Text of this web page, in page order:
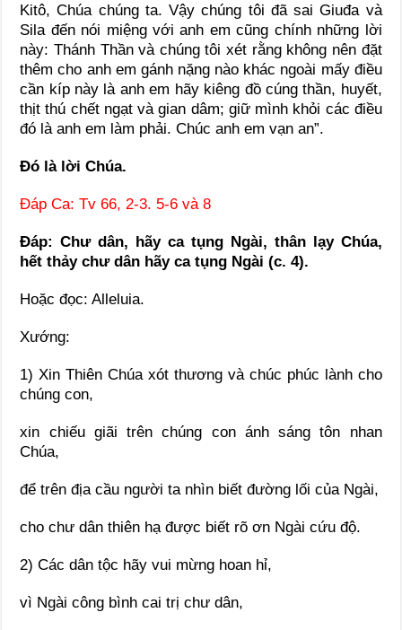
Kitô, Chúa chúng ta. Vậy chúng tôi đã sai Giuđa và
Sila đến nói miệng với anh em cũng chính những lời
này: Thánh Thần và chúng tôi xét rằng không nên đặt
thêm cho anh em gánh nặng nào khác ngoài mấy điều
cần kíp này là anh em hãy kiêng đồ cúng thần, huyết,
thịt thú chết ngạt và gian dâm; giữ mình khỏi các điều
đó là anh em làm phải. Chúc anh em vạn an”.
Ðó là lời Chúa.
Ðáp Ca: Tv 66, 2-3. 5-6 và 8
Ðáp: Chư dân, hãy ca tụng Ngài, thân lạy Chúa,
hết thảy chư dân hãy ca tụng Ngài (c. 4).
Hoặc đọc: Alleluia.
Xướng:
1) Xin Thiên Chúa xót thương và chúc phúc lành cho
chúng con,
xin chiếu giãi trên chúng con ánh sáng tôn nhan
Chúa,
để trên địa cầu người ta nhìn biết đường lối của Ngài,
cho chư dân thiên hạ được biết rõ ơn Ngài cứu độ.
2) Các dân tộc hãy vui mừng hoan hỉ,
vì Ngài công bình cai trị chư dân,